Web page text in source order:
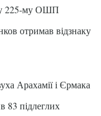
у 225-му ОШП
отримав відзнаку
Арахамії і Єрмака
83 підлеглих